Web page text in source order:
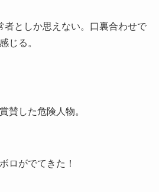
者としか思えない。口裏合わせで
じる。
賛した危険人物。
ロがでてきた！